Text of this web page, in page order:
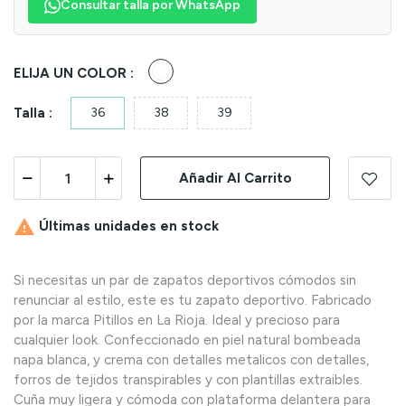
Consultar talla por WhatsApp
ELIJA UN COLOR : Blanco
Talla : 36 38 39
Añadir Al Carrito
 Últimas unidades en stock
Si necesitas un par de zapatos deportivos cómodos sin
renunciar al estilo, este es tu zapato deportivo. Fabricado
por la marca Pitillos en La Rioja. Ideal y precioso para
cualquier look. Confeccionado en piel natural bombeada
napa blanca, y crema con detalles metalicos con detalles,
forros de tejidos transpirables y con plantillas extraibles.
Cuña muy ligera y cómoda con plataforma delantera para